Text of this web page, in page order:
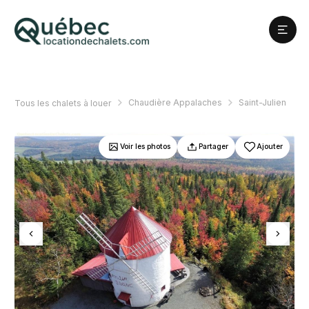
Tous les chalets à louer Chaudière Appalaches Saint-Julien
Voir les photos Partager Ajouter